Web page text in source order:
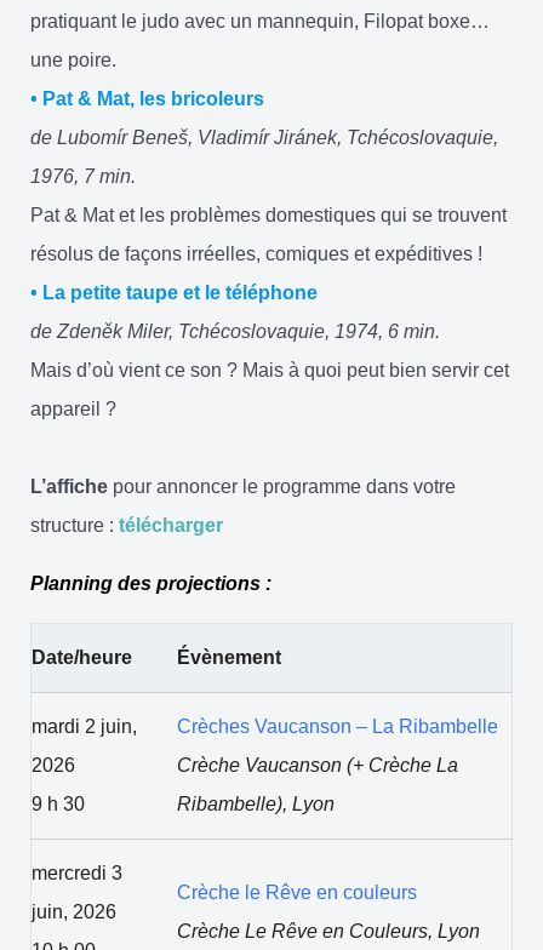
pratiquant le judo avec un mannequin, Filopat boxe…
une poire.
• Pat & Mat, les bricoleurs
de Lubomír Beneš, Vladimír Jiránek, Tchécoslovaquie,
1976, 7 min.
Pat & Mat et les problèmes domestiques qui se trouvent
résolus de façons irréelles, comiques et expéditives !
• La petite taupe et le téléphone
de Zdeněk Miler, Tchécoslovaquie, 1974, 6 min.
Mais d’où vient ce son ? Mais à quoi peut bien servir cet
appareil ?
L’affiche pour annoncer le programme dans votre
structure : télécharger
Planning des projections :
Date/heure Évènement
mardi 2 juin,
2026
9 h 30
Crèches Vaucanson – La Ribambelle
Crèche Vaucanson (+ Crèche La
Ribambelle), Lyon
mercredi 3
juin, 2026
Crèche le Rêve en couleurs
Crèche Le Rêve en Couleurs, Lyon